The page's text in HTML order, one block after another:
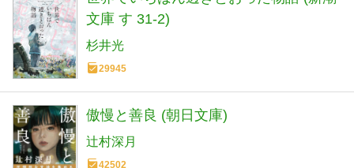
文庫 す 31-2)
杉井光
29945
傲慢と善良 (朝日文庫)
辻村深月
42502